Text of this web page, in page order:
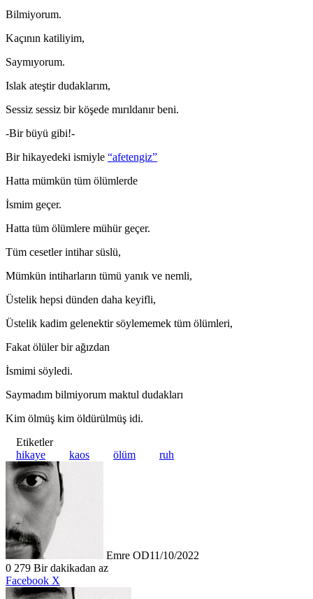
Bilmiyorum.
Kaçının katiliyim,
Saymıyorum.
Islak ateştir dudaklarım,
Sessiz sessiz bir köşede mırıldanır beni.
-Bir büyü gibi!-
Bir hikayedeki ismiyle “afetengiz”
Hatta mümkün tüm ölümlerde
İsmim geçer.
Hatta tüm ölümlere mühür geçer.
Tüm cesetler intihar süslü,
Mümkün intiharların tümü yanık ve nemli,
Üstelik hepsi dünden daha keyifli,
Üstelik kadim gelenektir söylememek tüm ölümleri,
Fakat ölüler bir ağızdan
İsmimi söyledi.
Saymadım bilmiyorum maktul dudakları
Kim ölmüş kim öldürülmüş idi.
Etiketler
hikaye
kaos ölüm ruh
Emre OD11/10/2022
0 279 Bir dakikadan az
Facebook X
Posta